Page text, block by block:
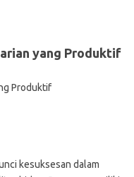
yang Produktif
kesuksesan dalam